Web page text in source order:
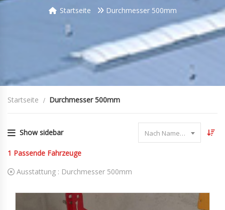
Startseite Durchmesser 500mm
Startseite Durchmesser 500mm
Show sidebar Nach Name sortieren
1 Passende Fahrzeuge
Ausstattung : Durchmesser 500mm